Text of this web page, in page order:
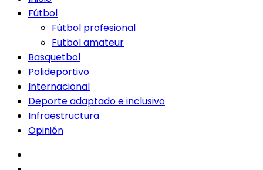
Fútbol
Fútbol profesional
Futbol amateur
Basquetbol
Polideportivo
Internacional
Deporte adaptado e inclusivo
Infraestructura
Opinión